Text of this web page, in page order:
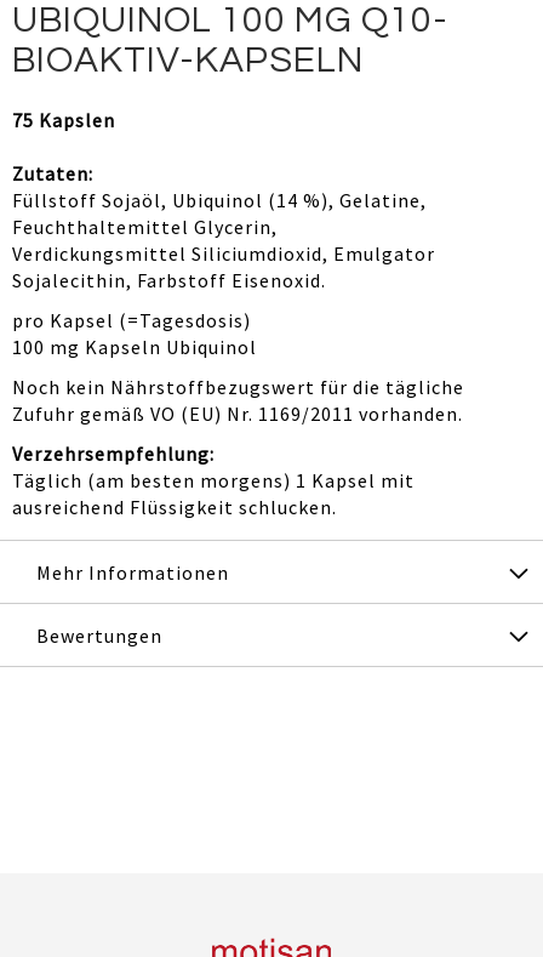
UBIQUINOL 100 MG Q10-
BIOAKTIV-KAPSELN
75 Kapslen
Zutaten:
Füllstoff Sojaöl, Ubiquinol (14 %), Gelatine,
Feuchthaltemittel Glycerin,
Verdickungsmittel Siliciumdioxid, Emulgator
Sojalecithin, Farbstoff Eisenoxid.
pro Kapsel (=Tagesdosis)
100 mg Kapseln Ubiquinol
Noch kein Nährstoffbezugswert für die tägliche
Zufuhr gemäß VO (EU) Nr. 1169/2011 vorhanden.
Verzehrsempfehlung:
Täglich (am besten morgens) 1 Kapsel mit
ausreichend Flüssigkeit schlucken.
Mehr Informationen
Bewertungen